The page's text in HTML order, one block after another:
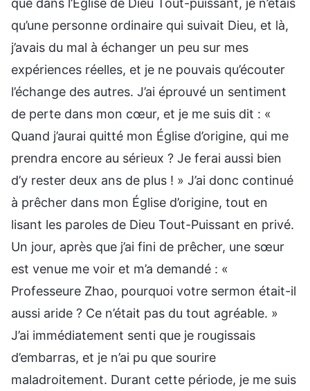
qu’une personne ordinaire qui suivait Dieu, et là,
j’avais du mal à échanger un peu sur mes
expériences réelles, et je ne pouvais qu’écouter
l’échange des autres. J’ai éprouvé un sentiment
de perte dans mon cœur, et je me suis dit : «
Quand j’aurai quitté mon Église d’origine, qui me
prendra encore au sérieux ? Je ferai aussi bien
d’y rester deux ans de plus ! » J’ai donc continué
à prêcher dans mon Église d’origine, tout en
lisant les paroles de Dieu Tout-Puissant en privé.
Un jour, après que j’ai fini de prêcher, une sœur
est venue me voir et m’a demandé : «
Professeure Zhao, pourquoi votre sermon était-il
aussi aride ? Ce n’était pas du tout agréable. »
J’ai immédiatement senti que je rougissais
d’embarras, et je n’ai pu que sourire
maladroitement. Durant cette période, je me suis